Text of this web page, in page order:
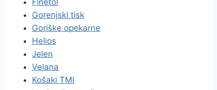
Finetol
Gorenjski tisk
Goriške opekarne
Helios
Jelen
Velana
Košaki TMI